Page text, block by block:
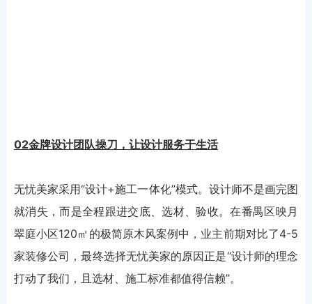
02金牌设计团队操刀，让设计服务于生活
无忧美家采用“设计+施工一体化”模式。设计师不是画完图
就消失，而是全程跟进交底、选材、验收。在番禺区映月
翠庭小区120㎡的极简原木风案例中，业主前期对比了4-5
家装修公司，最终选择无忧美家的原因正是“设计师的理念
打动了我们，且选材、施工标准都值得信赖”。